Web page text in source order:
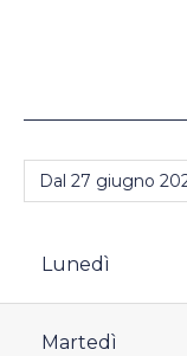
Lunedì
Martedì